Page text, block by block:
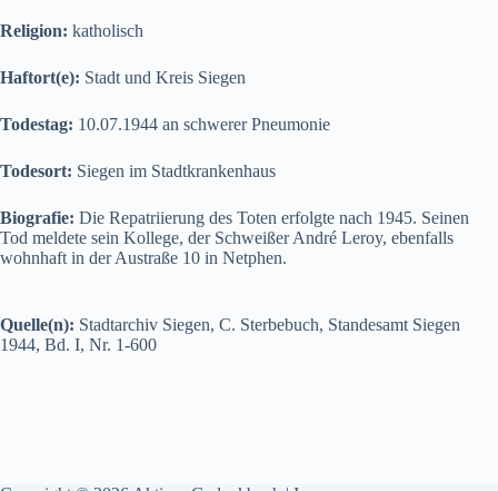
Religion: katholisch
Haftort(e): Stadt und Kreis Siegen
Todestag: 10.07.1944 an schwerer Pneumonie
Todesort: Siegen im Stadtkrankenhaus
Biografie: Die Repatriierung des Toten erfolgte nach 1945. Seinen
Tod meldete sein Kollege, der Schweißer André Leroy, ebenfalls
wohnhaft in der Austraße 10 in Netphen.
Quelle(n): Stadtarchiv Siegen, C. Sterbebuch, Standesamt Siegen
1944, Bd. I, Nr. 1-600